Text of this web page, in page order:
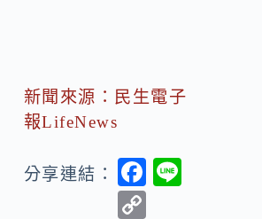
新聞來源：民生電子
報LifeNews
分享連結：
F